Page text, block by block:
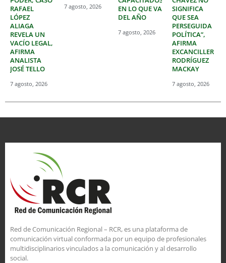
RAFAEL
LÓPEZ
ALIAGA
REVELA UN
VACÍO LEGAL,
AFIRMA
ANALISTA
JOSÉ TELLO
7 agosto, 2026
7 agosto, 2026
EN LO QUE VA
DEL AÑO
7 agosto, 2026
SIGNIFICA
QUE SEA
PERSEGUIDA
POLÍTICA”,
AFIRMA
EXCANCILLER
RODRÍGUEZ
MACKAY
7 agosto, 2026
Red de Comunicación Regional – RCR, es una plataforma de
comunicación virtual conformada por un equipo de profesionales
multidisciplinarios vinculados a la comunicación y al desarrollo
social.